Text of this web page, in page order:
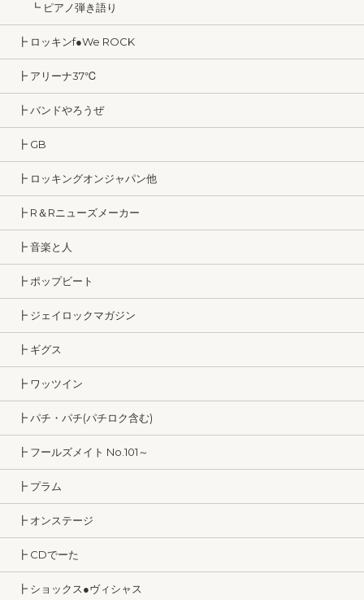
┗ ピアノ弾き語り
┣ ロッキンf●We ROCK
┣ アリーナ37℃
┣ バンドやろうぜ
┣ GB
┣ ロッキングオンジャパン他
┣ R＆Rニューズメーカー
┣ 音楽と人
┣ ポップビート
┣ ジェイロックマガジン
┣ ギグス
┣ ワッツイン
┣ パチ・パチ(パチロク含む)
┣ フールズメイト No.101～
┣ プラム
┣ オンステージ
┣ CDでーた
┣ ショックス●ヴィシャス